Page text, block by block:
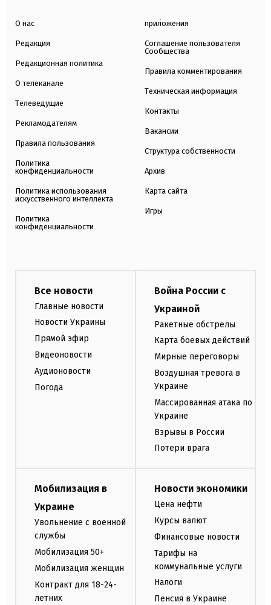
О нас
Редакция
Редакционная политика
О телеканале
Телеведущие
Рекламодателям
Правила пользования
Политика
конфиденциальности
Политика использования
искусственного интеллекта
Политика
конфиденциальности
приложения
Соглашение пользователя
Сообщества
Правила комментирования
Техническая информация
Контакты
Вакансии
Структура собственности
Архив
Карта сайта
Игры
Все новости
Главные новости
Новости Украины
Прямой эфир
Видеоновости
Аудионовости
Погода
Война России с
Украиной
Ракетные обстрелы
Карта боевых действий
Мирные переговоры
Воздушная тревога в
Украине
Массированная атака по
Украине
Взрывы в России
Потери врага
Мобилизация в
Украине
Увольнение с военной
службы
Мобилизация 50+
Мобилизация женщин
Контракт для 18-24-
летних
Новости экономики
Цена нефти
Курсы валют
Финансовые новости
Тарифы на
коммунальные услуги
Налоги
Пенсия в Украине